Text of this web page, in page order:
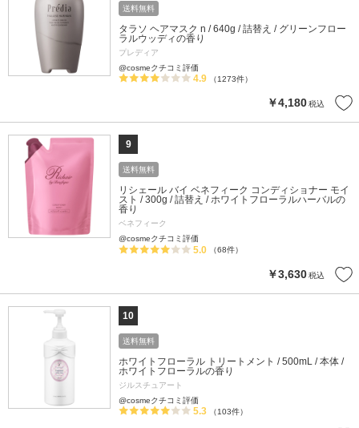
送料無料
タラソ ヘアマスク n / 640g / 詰替え / グリーンフロー
ラルウッディの香り
プレディア
@cosmeクチコミ評価
4.9 （1273件）
￥4,180税込
9
送料無料
リシェール バイ ベネフィーク コンディショナー モイ
スト / 300g / 詰替え / ホワイトフローラルハーバルの
香り
ベネフィーク
@cosmeクチコミ評価
5.0 （68件）
￥3,630税込
10
送料無料
ホワイトフローラル トリートメント / 500mL / 本体 /
ホワイトフローラルの香り
ジルスチュアート
@cosmeクチコミ評価
5.3 （103件）